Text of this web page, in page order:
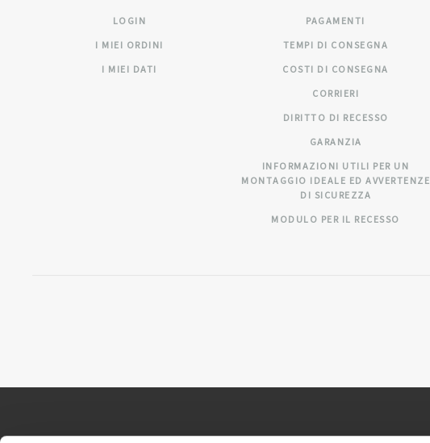
LOGIN
I MIEI ORDINI
I MIEI DATI
PAGAMENTI
TEMPI DI CONSEGNA
COSTI DI CONSEGNA
CORRIERI
DIRITTO DI RECESSO
GARANZIA
INFORMAZIONI UTILI PER UN
MONTAGGIO IDEALE ED AVVERTENZE
DI SICUREZZA
MODULO PER IL RECESSO